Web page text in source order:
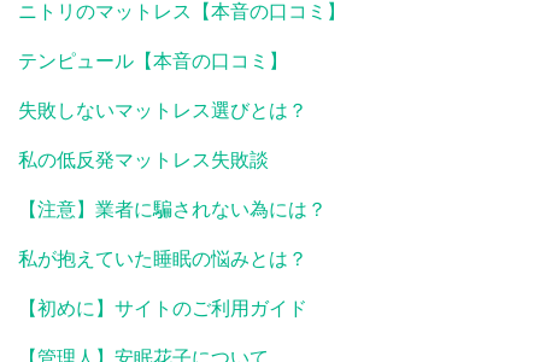
ニトリのマットレス【本音の口コミ】
テンピュール【本音の口コミ】
失敗しないマットレス選びとは？
私の低反発マットレス失敗談
【注意】業者に騙されない為には？
私が抱えていた睡眠の悩みとは？
【初めに】サイトのご利用ガイド